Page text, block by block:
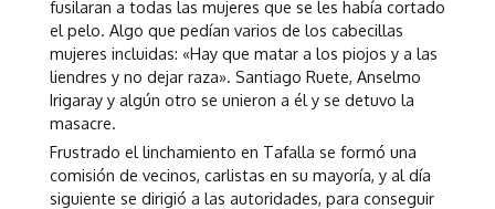
fusilaran a todas las mujeres que se les había cortado
el pelo. Algo que pedían varios de los cabecillas
mujeres incluidas: «Hay que matar a los piojos y a las
liendres y no dejar raza». Santiago Ruete, Anselmo
Irigaray y algún otro se unieron a él y se detuvo la
masacre.
Frustrado el linchamiento en Tafalla se formó una
comisión de vecinos, carlistas en su mayoría, y al día
siguiente se dirigió a las autoridades, para conseguir